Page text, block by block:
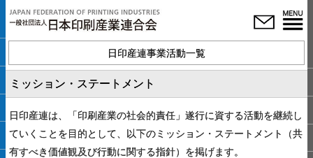
日印産連事業活動一覧
ミッション・ステートメント
日印産連は、「印刷産業の社会的責任」遂行に資する活動を継続し
ていくことを目的として、以下のミッション・ステートメント（共
有すべき価値観及び行動に関する指針）を掲げます。